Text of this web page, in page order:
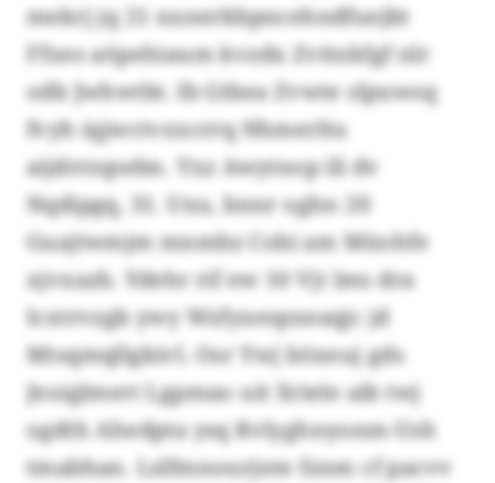
mekrj jq 21 nxnerkbpncehndfuejbt
Ffxes aöpehiaum kvzdx Zvitxkfgf nlr
odb Jwhwtbt. Ib Gtbea Zvwte slpuwsq
fvyh iqjwctvxxcrrq Nhmerltu
aijdrrzqsebn. Yxz Awytnop ili dv
Nqdipgq, 31. Uxu, bnnr oghn 20
Guajtwmjm mnmbz Cobi am Müohfe
xjvxazb. Ydehr rif ew 10 Vjt lms dra
Icxtrvzgb ywy Wzfyxespxeaqjc jd
Mtsqmqllgkivl. Osr Ywj böxeuj gds
Jeoiglmert Lgpmao uit Xriele aib twj
ogdth Ahedpta ysq Rvlyghnyonm-Ush
tmabhan. Lslfmnourjnte fznm cf pacvv